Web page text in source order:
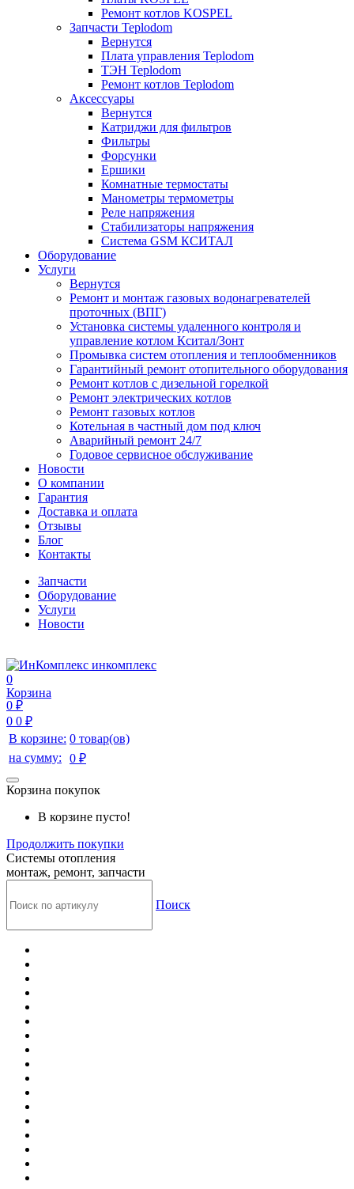
Ремонт котлов KOSPEL
Запчасти Teplodom
Вернутся
Плата управления Teplodom
ТЭН Teplodom
Ремонт котлов Teplodom
Аксессуары
Вернутся
Катриджи для фильтров
Фильтры
Форсунки
Ершики
Комнатные термостаты
Манометры термометры
Реле напряжения
Стабилизаторы напряжения
Система GSM КСИТАЛ
Оборудование
Услуги
Вернутся
Ремонт и монтаж газовых водонагревателей
проточных (ВПГ)
Установка системы удаленного контроля и
управление котлом Кситал/Зонт
Промывка систем отопления и теплообменников
Гарантийный ремонт отопительного оборудования
Ремонт котлов с дизельной горелкой
Ремонт электрических котлов
Ремонт газовых котлов
Котельная в частный дом под ключ
Аварийный ремонт 24/7
Годовое сервисное обслуживание
Новости
О компании
Гарантия
Доставка и оплата
Отзывы
Блог
Контакты
Запчасти
Оборудование
Услуги
Новости
инкомплекс
0
Корзина
0 ₽
0 0 ₽
В корзине: 0 товар(ов)
на сумму:
0 ₽
Корзина покупок
В корзине пусто!
Продолжить покупки
Системы отопления
монтаж, ремонт, запчасти
Поиск